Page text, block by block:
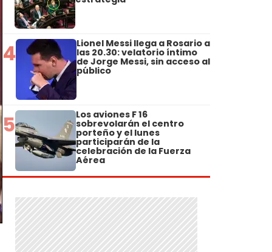
4 Lionel Messi llega a Rosario a
las 20.30: velatorio íntimo
de Jorge Messi, sin acceso al
público
5 Los aviones F 16
sobrevolarán el centro
porteño y el lunes
participarán de la
celebración de la Fuerza
Aérea